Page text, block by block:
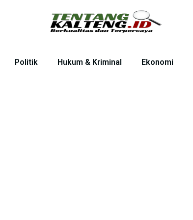
Politik Hukum & Kriminal Ekonomi